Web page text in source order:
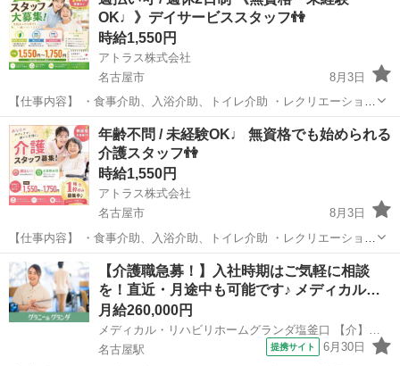
夜:...
OK♩》デイサービススタッフ👫
時給1,550円
アトラス株式会社
名古屋市
8月3日
【仕事内容】 ・食事介助、入浴介助、トイレ介助 ・レクリエーション
活動 ・利用者様の付き添いや見守り ・送迎業務 ・その他付随業務な
ど 自立している利用者様も多くムルなく働けます♪ シニアの方や未経
験の...
愛知 名古屋市 介護 スタッフ
年齢不問 / 未経験OK♩ 無資格でも始められる
介護スタッフ👫
時給1,550円
アトラス株式会社
名古屋市
8月3日
【仕事内容】 ・食事介助、入浴介助、トイレ介助 ・レクリエーション
活動 ・利用者様の付き添いや見守り ・送迎業務 ・その他付随業務な
ど 自立している利用者様も多くムルなく働けます♪ シニアの方や未経
験の...
愛知 名古屋市 介護
【介護職急募！】入社時期はご気軽に相談
を！直近・月途中も可能です♪ メディカル…
月給260,000円
メディカル・リハビリホームグランダ塩釜口 【介】正社員(夜勤あり)
名古屋駅
提携サイト 6月30日